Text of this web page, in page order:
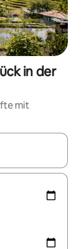
in der
mit
mit den